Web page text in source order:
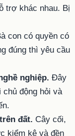
trợ khác nhau. Bị
con có quyền có
đúng thì yêu cầu
nghiệp. Đây
chủ động hỏi và
đất. Cây cối,
kiểm kê và đền